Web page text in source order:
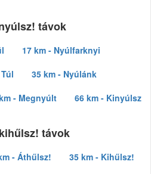
távok
17 km - Nyúlfarknyi
35 km - Nyúlánk
- Megnyúlt 66 km - Kinyúlsz
távok
- Áthűlsz! 35 km - Kihűlsz!